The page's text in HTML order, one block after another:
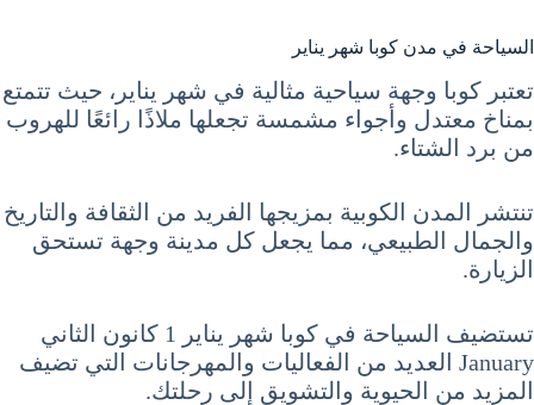
السياحة في مدن كوبا شهر يناير
تعتبر كوبا وجهة سياحية مثالية في شهر يناير، حيث تتمتع
بمناخ معتدل وأجواء مشمسة تجعلها ملاذًا رائعًا للهروب
من برد الشتاء.
تنتشر المدن الكوبية بمزيجها الفريد من الثقافة والتاريخ
والجمال الطبيعي، مما يجعل كل مدينة وجهة تستحق
الزيارة.
تستضيف السياحة في كوبا شهر يناير 1 كانون الثاني
January العديد من الفعاليات والمهرجانات التي تضيف
المزيد من الحيوية والتشويق إلى رحلتك.